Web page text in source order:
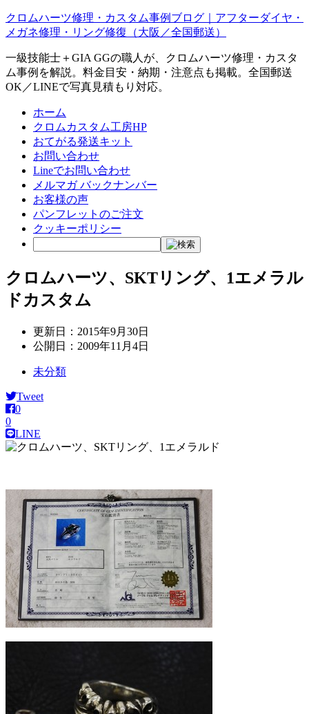
クロムハーツ修理・カスタム事例ブログ｜アフターダイヤ・
メガネ修理・リング修復（大阪／全国郵送）
一級技能士＋GIA GGの職人が、クロムハーツ修理・カスタ
ム事例を解説。料金目安・納期・注意点も掲載。全国郵送
OK／LINEで写真見積もり対応。
ホーム
クロムカスタム工房HP
おてがる発送キット
お問い合わせ
Lineでお問い合わせ
メルマガ バックナンバー
お客様の声
パンフレットのご注文
クッキーポリシー
クロムハーツ、SKTリング、1エメラル
ドカスタム
更新日： 2015年9月30日
公開日： 2009年11月4日
未分類
Tweet
0
0
LINE